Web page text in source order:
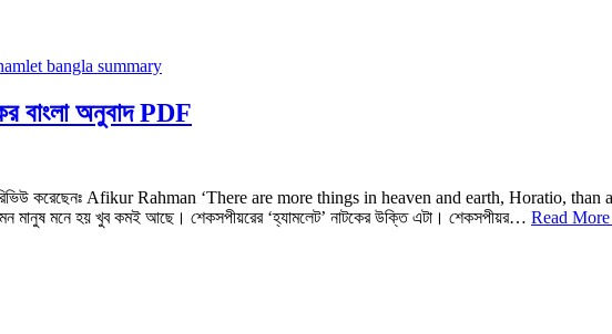
বাংলা অনুবাদ PDF
রিভিউ করেছেনঃ Afikur Rahman ‘There are more things in heaven and earth, Horatio, than
মনে হয় খুব কমই আছে। শেকসপীয়রের ‘হ্যামলেট’ নাটকের উক্তি এটা। শেকসপীয়র… Read More